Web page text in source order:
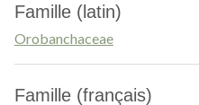
Famille (latin)
Orobanchaceae
Famille (français)